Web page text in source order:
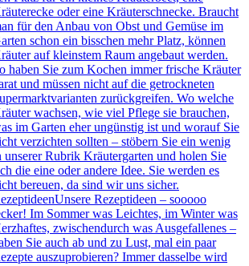
oder eine Kräuterschnecke. Braucht
für den Anbau von Obst und Gemüse im
schon ein bisschen mehr Platz, können
auf kleinstem Raum angebaut werden.
haben Sie zum Kochen immer frische Kräuter
und müssen nicht auf die getrockneten
zurückgreifen. Wo welche
wachsen, wie viel Pflege sie brauchen,
im Garten eher ungünstig ist und worauf Sie
verzichten sollten – stöbern Sie ein wenig
unserer Rubrik Kräutergarten und holen Sie
die eine oder andere Idee. Sie werden es
bereuen, da sind wir uns sicher.
Unsere Rezeptideen – sooooo
Im Sommer was Leichtes, im Winter was
zwischendurch was Ausgefallenes –
Sie auch ab und zu Lust, mal ein paar
auszuprobieren? Immer dasselbe wird